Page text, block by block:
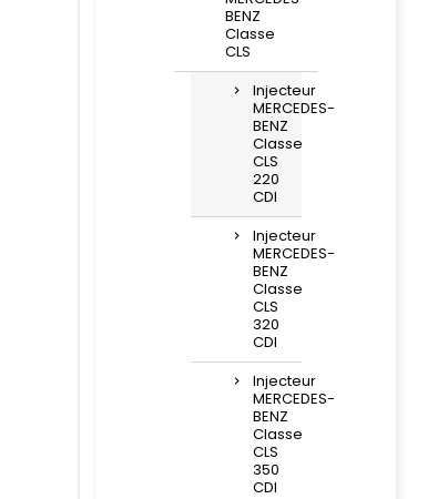
BENZ
Classe
CLS
Injecteur
MERCEDES-
BENZ
Classe
CLS
220
CDI
Injecteur
MERCEDES-
BENZ
Classe
CLS
320
CDI
Injecteur
MERCEDES-
BENZ
Classe
CLS
350
CDI